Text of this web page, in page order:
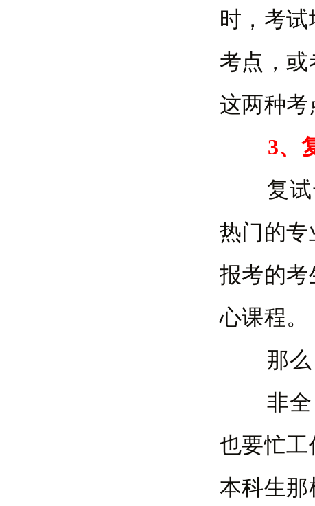
时，考
考点，
这两种考
3、
复试一
热门的
报考的
心课程。
那么，
非全日
也要忙工
本科生